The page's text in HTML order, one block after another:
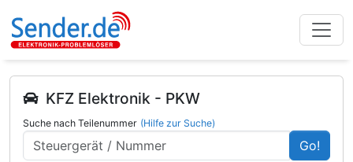
KFZ Elektronik - PKW
Suche nach Teilenummer (Hilfe zur Suche)
Go!